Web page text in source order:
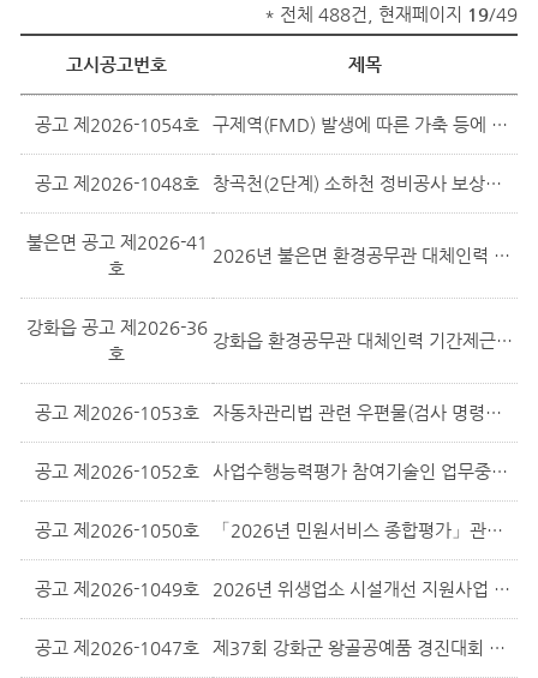
* 전체 488건, 현재페이지 19/49
고시공고번호 제목
공고 제2026-1054호 구제역(FMD) 발생에 따른 가축 등에 대한 일시이동중지 명령 알림
공고 제2026-1048호 창곡천(2단계) 소하천 정비공사 보상계획 및 열람 공고
불은면 공고 제2026-41
호
2026년 불은면 환경공무관 대체인력 기간제 근로자 채용 공고
강화읍 공고 제2026-36
호
강화읍 환경공무관 대체인력 기간제근로자 채용 공고
공고 제2026-1053호 자동차관리법 관련 우편물(검사 명령서 및 고지서, 권리행사안내문 등) 반...
공고 제2026-1052호 사업수행능력평가 참여기술인 업무중복도 공개 및 의견수렴(강화하수처리구역 ...
공고 제2026-1050호 「2026년 민원서비스 종합평가」관련 법정민원 만족도 조사를 위한 개인정...
공고 제2026-1049호 2026년 위생업소 시설개선 지원사업 추가 모집 공고
공고 제2026-1047호 제37회 강화군 왕골공예품 경진대회 심사결과 공고